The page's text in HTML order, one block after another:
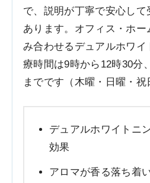
で、説明が丁寧で安心し
あります。オフィス・ホー
み合わせるデュアルホワ
療時間は9時から12時30分
までです（木曜・日曜・祝
デュアルホワイトニ
効果
アロマが香る落ち着